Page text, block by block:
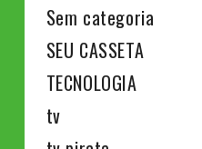
Sem categoria
SEU CASSETA
TECNOLOGIA
tv